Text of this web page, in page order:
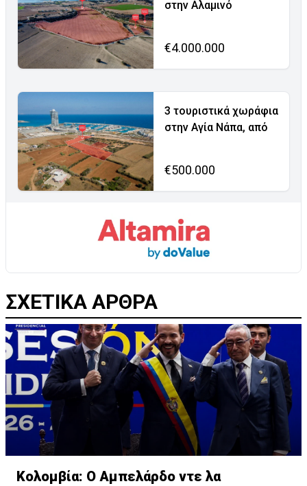
στην Αλαμινό
€4.000.000
3 τουριστικά χωράφια
στην Αγία Νάπα, από
€500.000
ΣΧΕΤΙΚΑ ΑΡΘΡΑ
Κολομβία: Ο Αμπελάρδο ντε λα